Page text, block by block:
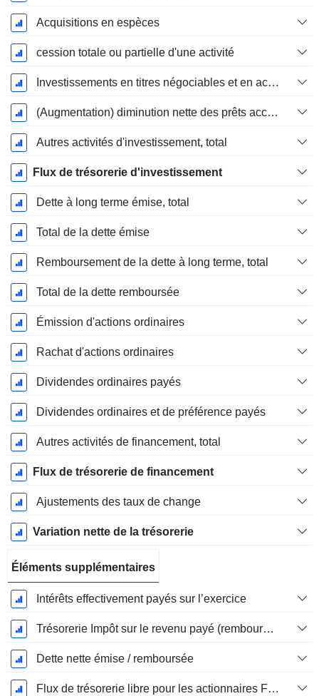
Acquisitions en espèces
cession totale ou partielle d'une activité
Investissements en titres négociables et en actions, total
(Augmentation) diminution nette des prêts accordés / vendus - Investissements
Autres activités d'investissement, total
Flux de trésorerie d'investissement
Dette à long terme émise, total
Total de la dette émise
Remboursement de la dette à long terme, total
Total de la dette remboursée
Émission d'actions ordinaires
Rachat d'actions ordinaires
Dividendes ordinaires payés
Dividendes ordinaires et de préférence payés
Autres activités de financement, total
Flux de trésorerie de financement
Ajustements des taux de change
Variation nette de la trésorerie
Éléments supplémentaires
Intérêts effectivement payés sur l’exercice
Trésorerie Impôt sur le revenu payé (remboursement)Impôt effectivement payé (remboursé) sur l’exercice
Dette nette émise / remboursée
Flux de trésorerie libre pour les actionnaires FCFE